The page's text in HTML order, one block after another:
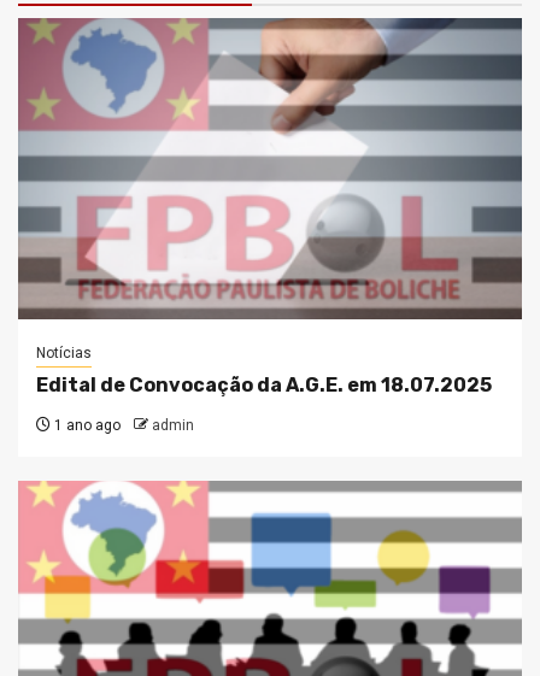
Notícias
Edital de Convocação da A.G.E. em 18.07.2025
1 ano ago admin